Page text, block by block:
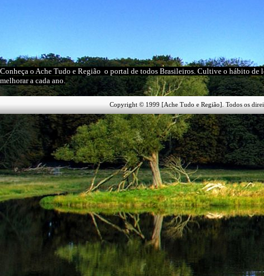
Conheça o Ache Tudo e Região o portal de todos Brasileiros. Cultive o hábito de
melhorar a cada ano.
Copyright © 1999 [Ache Tudo e Região]. Todos os